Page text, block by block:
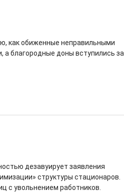
как обиженные неправильными
благородные доны вступились за
дезавуирует заявления
структуры стационаров.
с увольнением работников.